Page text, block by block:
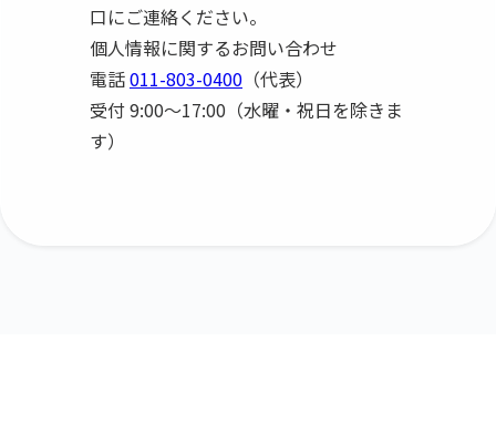
口にご連絡ください。
個人情報に関するお問い合わせ
電話011-803-0400 （代表）
/
受付 9:00～17:00（水曜・祝日を除きま
す）